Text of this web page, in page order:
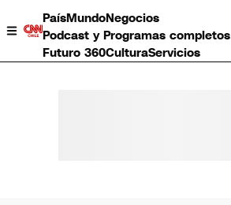
PaísMundoNegocios
Podcast y Programas completos
Futuro 360CulturaServicios